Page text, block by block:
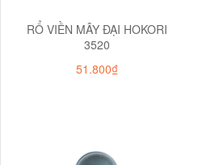
RỔ VIỀN MÂY ĐẠI HOKORI
3520
51.800₫